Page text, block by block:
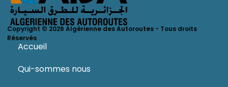
Copyright © 2026 Algérienne des Autoroutes - Tous droits
Réservés
Accueil
Qui-sommes nous